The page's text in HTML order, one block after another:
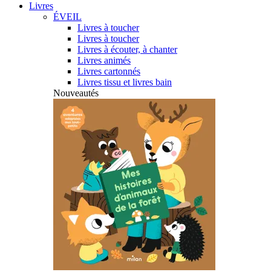
Livres
ÉVEIL
Livres à toucher
Livres à toucher
Livres à écouter, à chanter
Livres animés
Livres cartonnés
Livres tissu et livres bain
Nouveautés